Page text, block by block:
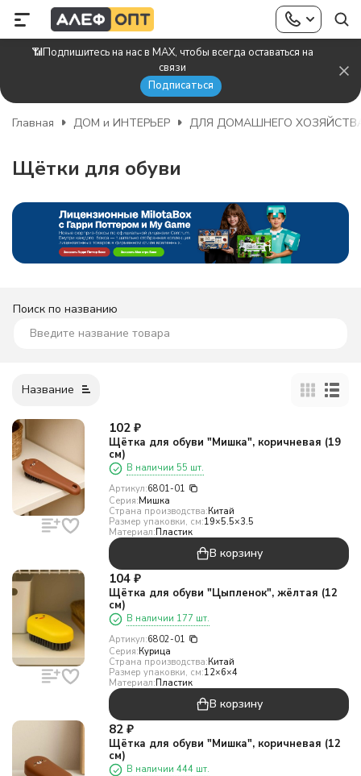
📶Подпишитесь на нас в MAX, чтобы всегда оставаться на
связи
Подписаться
Главная ДОМ и ИНТЕРЬЕР ДЛЯ ДОМАШНЕГО
Щётки для обуви
Поиск по названию
Название
102 ₽
Щётка для обуви "Мишка", коричневая (19
см)
В наличии 55 шт.
Артикул:6801-01
Серия:Мишка
Страна производства:Китай
Размер упаковки, см:19×5.5×3.5
Материал:Пластик
В корзину
104 ₽
Щётка для обуви "Цыпленок", жёлтая (12
см)
В наличии 177 шт.
Артикул:6802-01
Серия:Курица
Страна производства:Китай
Размер упаковки, см:12×6×4
Материал:Пластик
В корзину
82 ₽
Щётка для обуви "Мишка", коричневая (12
см)
В наличии 444 шт.